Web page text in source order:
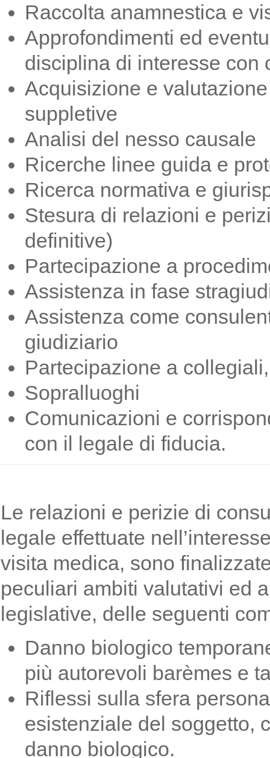
Raccolta anamnestica e
Approfondimenti ed
disciplina di interesse con
Acquisizione e
suppletive
Analisi del nesso causale
Ricerche linee guida e
Ricerca normativa e
Stesura di relazioni e
definitive)
Partecipazione a
Assistenza in fase
Assistenza come
giudiziario
Partecipazione a
Sopralluoghi
Comunicazioni e
con il legale di fiducia.
Le relazioni e perizie di
legale effettuate
visita medica, sono
peculiari ambiti valutativi ed
legislative, delle seguenti
Danno biologico
più autorevoli barèmes e
Riflessi sulla sfera
esistenziale del soggetto,
danno biologico.